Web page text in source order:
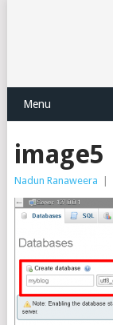
Menu
image5
Nadun Ranaweera